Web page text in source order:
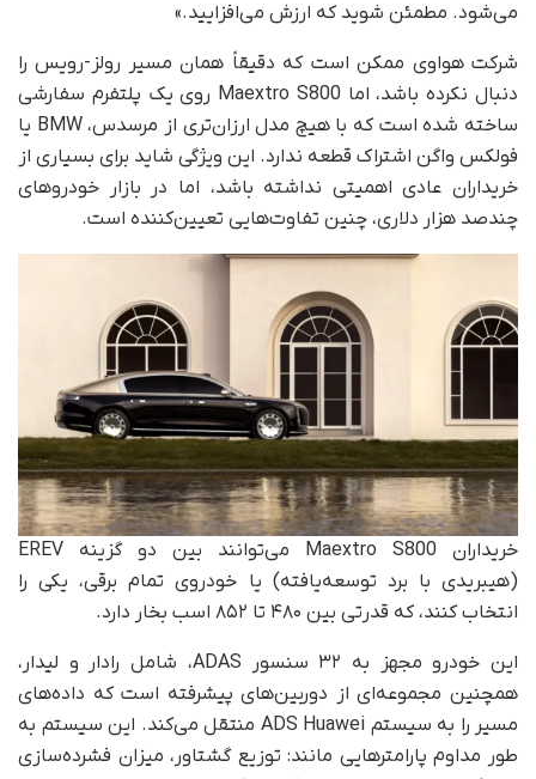
می‌شود. مطمئن شوید که ارزش می‌افزایید.»
شرکت هواوی ممکن است که دقیقاً همان مسیر رولز-رویس را
دنبال نکرده باشد، اما Maextro S800 روی یک پلتفرم سفارشی
ساخته شده است که با هیچ مدل ارزان‌تری از مرسدس، BMW یا
فولکس واگن اشتراک قطعه ندارد. این ویژگی شاید برای بسیاری از
خریداران عادی اهمیتی نداشته باشد، اما در بازار خودروهای
چندصد هزار دلاری، چنین تفاوت‌هایی تعیین‌کننده است.
خریداران Maextro S800 می‌توانند بین دو گزینه EREV
(هیبریدی با برد توسعه‌یافته) یا خودروی تمام برقی، یکی را
انتخاب کنند، که قدرتی بین ۴۸۰ تا ۸۵۲ اسب بخار دارد.
این خودرو مجهز به ۳۲ سنسور ADAS، شامل رادار و لیدار،
همچنین مجموعه‌ای از دوربین‌های پیشرفته است که داده‌های
مسیر را به سیستم ADS Huawei منتقل می‌کند. این سیستم به‌
طور مداوم پارامترهایی مانند: توزیع گشتاور، میزان فشرده‌سازی